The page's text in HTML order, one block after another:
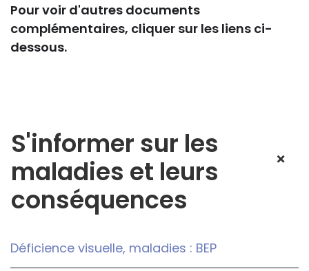
Pour voir d'autres documents
complémentaires, cliquer sur les liens ci-
dessous.
S'informer sur les
maladies et leurs
conséquences
Déficience visuelle, maladies : BEP